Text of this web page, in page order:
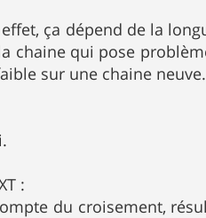
ça dépend de la
chaine qui pose
sur une chaine
:
du croisement,